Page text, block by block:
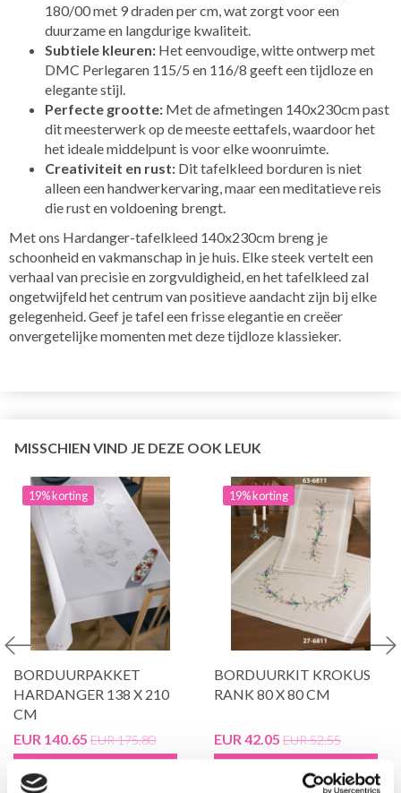
180/00 met 9 draden per cm, wat zorgt voor een
duurzame en langdurige kwaliteit.
Subtiele kleuren: Het eenvoudige, witte ontwerp met
DMC Perlegaren 115/5 en 116/8 geeft een tijdloze en
elegante stijl.
Perfecte grootte: Met de afmetingen 140x230cm past
dit meesterwerk op de meeste eettafels, waardoor het
het ideale middelpunt is voor elke woonruimte.
Creativiteit en rust: Dit tafelkleed borduren is niet
alleen een handwerkervaring, maar een meditatieve reis
die rust en voldoening brengt.
Met ons Hardanger-tafelkleed 140x230cm breng je
schoonheid en vakmanschap in je huis. Elke steek vertelt een
verhaal van precisie en zorgvuldigheid, en het tafelkleed zal
ongetwijfeld het centrum van positieve aandacht zijn bij elke
gelegenheid. Geef je tafel een frisse elegantie en creëer
onvergetelijke momenten met deze tijdloze klassieker.
MISSCHIEN VIND JE DEZE OOK LEUK
19% korting
BORDUURPAKKET
HARDANGER 138 X 210
CM
EUR 140.65 EUR 175.80
19% korting
BORDUURKIT KROKUS
RANK 80 X 80 CM
EUR 42.05 EUR 52.55